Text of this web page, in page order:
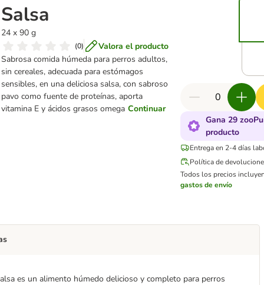
Salsa
24 x 90 g
(0)
Valora el producto
Sabrosa comida húmeda para perros adultos,
sin cereales, adecuada para estómagos
sensibles, en una deliciosa salsa, con sabroso
pavo como fuente de proteínas, aporta
vitamina E y ácidos grasos omega Continuar
Gana 29
producto
Entrega en 2-4 días
Política de
Todos los precios
gastos de envío
es un alimento húmedo delicioso y completo para perros